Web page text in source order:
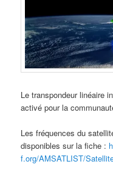
Le transpondeur linéaire
activé pour la
Les fréquences du
disponibles sur la fiche :
f.org/AMSATLIST/